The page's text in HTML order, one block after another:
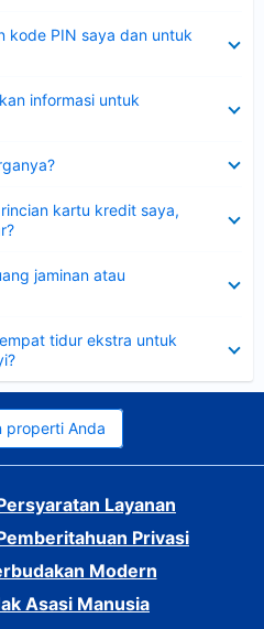
kode PIN saya dan untuk
informasi untuk
kartu kredit saya,
jaminan atau
tidur ekstra untuk
properti Anda
Layanan
Privasi
Modern
Asasi Manusia